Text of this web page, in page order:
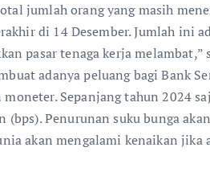
jumlah orang yang masih
di 14 Desember. Jumlah ini
pasar tenaga kerja melambat,”
adanya peluang bagi Bank
Sepanjang tahun 2024
(bps). Penurunan suku bunga
akan mengalami kenaikan